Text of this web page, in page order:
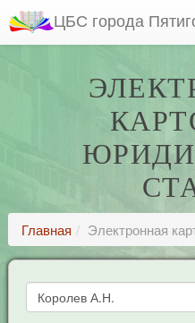
ЦБС города
Главная Электронная